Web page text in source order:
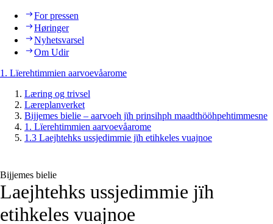
For pressen
Høringer
Nyhetsvarsel
Om Udir
1. Lïerehtimmien aarvoevåarome
Læring og trivsel
Læreplanverket
Bijjemes bielie – aarvoeh jïh prinsihph maadthööhpehtimmesne
1. Lïerehtimmien aarvoevåarome
1.3 Laejhtehks ussjedimmie jïh etihkeles vuajnoe
Bijjemes bielie
Laejhtehks ussjedimmie jïh
etihkeles vuajnoe